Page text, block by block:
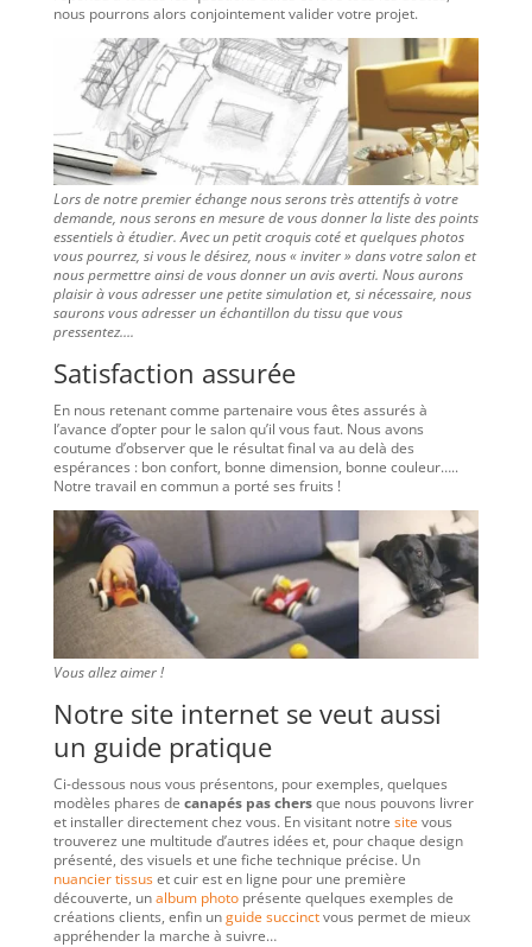
nous pourrons alors conjointement valider votre projet.
Lors de notre premier échange nous serons très attentifs à votre
demande, nous serons en mesure de vous donner la liste des points
essentiels à étudier. Avec un petit croquis coté et quelques photos
vous pourrez, si vous le désirez, nous « inviter » dans votre salon et
nous permettre ainsi de vous donner un avis averti. Nous aurons
plaisir à vous adresser une petite simulation et, si nécessaire, nous
saurons vous adresser un échantillon du tissu que vous
pressentez….
Satisfaction assurée
En nous retenant comme partenaire vous êtes assurés à
l’avance d’opter pour le salon qu’il vous faut. Nous avons
coutume d’observer que le résultat final va au delà des
espérances : bon confort, bonne dimension, bonne couleur…..
Notre travail en commun a porté ses fruits !
Vous allez aimer !
Notre site internet se veut aussi
un guide pratique
Ci-dessous nous vous présentons, pour exemples, quelques
modèles phares de canapés pas chersque nous pouvons livrer
et installer directement chez vous. En visitant notre site vous
trouverez une multitude d’autres idées et, pour chaque design
présenté, des visuels et une fiche technique précise. Un
nuancier tissuset cuir est en ligne pour une première
découverte, unalbum photoprésente quelques exemples de
créations clients, enfin unguide succinctvous permet de mieux
appréhender la marche à suivre…